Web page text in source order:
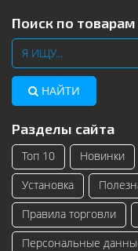
Поиск по товарам
НАЙТИ
Разделы сайта
Топ 10 Новинки
Установка
Правила торговли
Персональные